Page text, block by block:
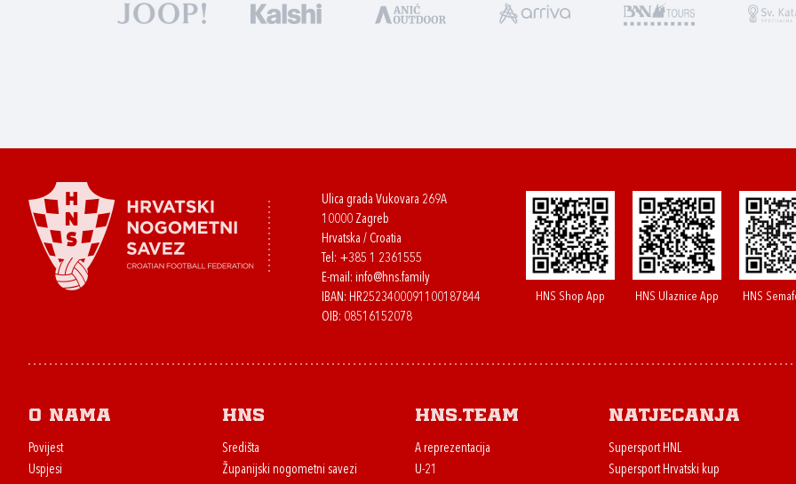
Ulica grada Vukovara 269A
10000 Zagreb
Hrvatska / Croatia
Tel: +385 1 2361555
E-mail: info@hns.family
IBAN: HR2523400091100187844
OIB: 08516152078
HNS Shop App HNS Ulaznice App HNS
O nama
Povijest
Uspjesi
HNS
Središta
Županijski nogometni savezi
HNS.team
A reprezentacija
U-21
Natjecanja
Supersport HNL
Supersport Hrvatski kup